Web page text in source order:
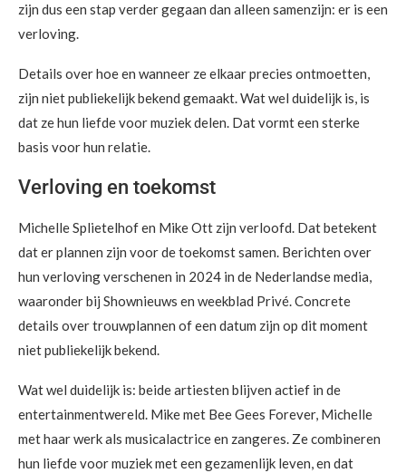
zijn dus een stap verder gegaan dan alleen samenzijn: er is een
verloving.
Details over hoe en wanneer ze elkaar precies ontmoetten,
zijn niet publiekelijk bekend gemaakt. Wat wel duidelijk is, is
dat ze hun liefde voor muziek delen. Dat vormt een sterke
basis voor hun relatie.
Verloving en toekomst
Michelle Splietelhof en Mike Ott zijn verloofd. Dat betekent
dat er plannen zijn voor de toekomst samen. Berichten over
hun verloving verschenen in 2024 in de Nederlandse media,
waaronder bij Shownieuws en weekblad Privé. Concrete
details over trouwplannen of een datum zijn op dit moment
niet publiekelijk bekend.
Wat wel duidelijk is: beide artiesten blijven actief in de
entertainmentwereld. Mike met Bee Gees Forever, Michelle
met haar werk als musicalactrice en zangeres. Ze combineren
hun liefde voor muziek met een gezamenlijk leven, en dat